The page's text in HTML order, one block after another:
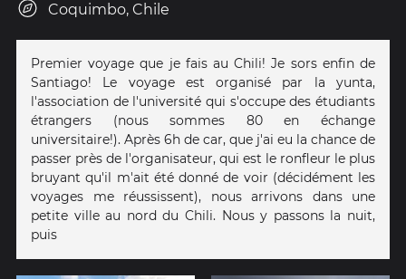
Coquimbo, Chile
Premier voyage que je fais au Chili! Je sors enfin de
Santiago! Le voyage est organisé par la yunta,
l'association de l'université qui s'occupe des étudiants
étrangers (nous sommes 80 en échange
universitaire!). Après 6h de car, que j'ai eu la chance de
passer près de l'organisateur, qui est le ronfleur le plus
bruyant qu'il m'ait été donné de voir (décidément les
voyages me réussissent), nous arrivons dans une
petite ville au nord du Chili. Nous y passons la nuit,
puis